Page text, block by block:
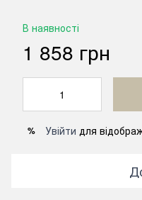
В наявності
1 858 грн
% Увійти для